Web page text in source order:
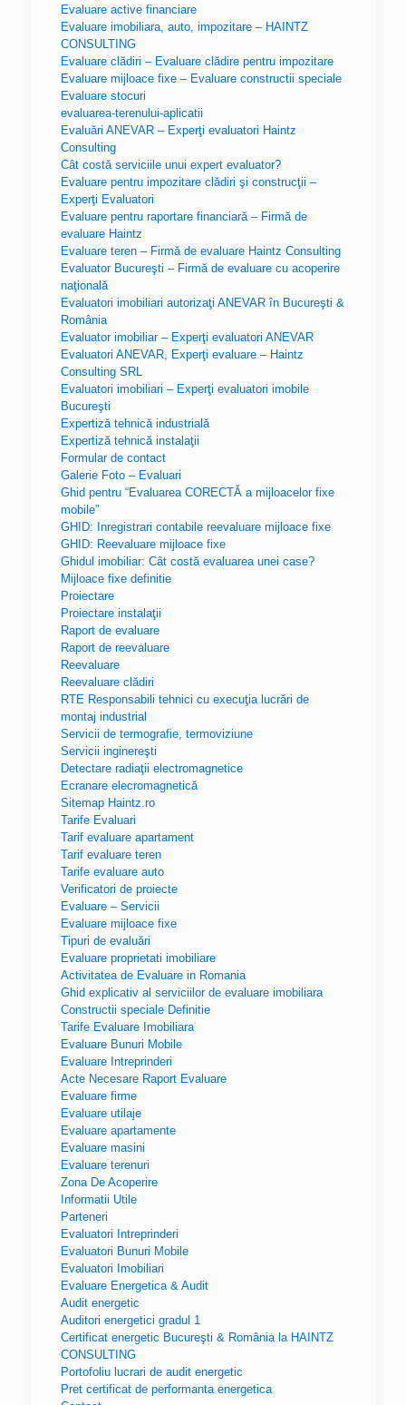
Evaluare active financiare
Evaluare imobiliara, auto, impozitare – HAINTZ
CONSULTING
Evaluare clădiri – Evaluare clădire pentru impozitare
Evaluare mijloace fixe – Evaluare constructii speciale
Evaluare stocuri
evaluarea-terenului-aplicatii
Evaluări ANEVAR – Experţi evaluatori Haintz
Consulting
Cât costă serviciile unui expert evaluator?
Evaluare pentru impozitare clădiri şi construcţii –
Experţi Evaluatori
Evaluare pentru raportare financiară – Firmă de
evaluare Haintz
Evaluare teren – Firmă de evaluare Haintz Consulting
Evaluator Bucureşti – Firmă de evaluare cu acoperire
naţională
Evaluatori imobiliari autorizaţi ANEVAR în Bucureşti &
România
Evaluator imobiliar – Experţi evaluatori ANEVAR
Evaluatori ANEVAR, Experţi evaluare – Haintz
Consulting SRL
Evaluatori imobiliari – Experţi evaluatori imobile
Bucureşti
Expertiză tehnică industrială
Expertiză tehnică instalaţii
Formular de contact
Galerie Foto – Evaluari
Ghid pentru “Evaluarea CORECTĂ a mijloacelor fixe
mobile”
GHID: Inregistrari contabile reevaluare mijloace fixe
GHID: Reevaluare mijloace fixe
Ghidul imobiliar: Cât costă evaluarea unei case?
Mijloace fixe definitie
Proiectare
Proiectare instalaţii
Raport de evaluare
Raport de reevaluare
Reevaluare
Reevaluare clădiri
RTE Responsabili tehnici cu execuţia lucrări de
montaj industrial
Servicii de termografie, termoviziune
Servicii inginereşti
Detectare radiaţii electromagnetice
Ecranare elecromagnetică
Sitemap Haintz.ro
Tarife Evaluari
Tarif evaluare apartament
Tarif evaluare teren
Tarife evaluare auto
Verificatori de proiecte
Evaluare – Servicii
Evaluare mijloace fixe
Tipuri de evaluări
Evaluare proprietati imobiliare
Activitatea de Evaluare in Romania
Ghid explicativ al serviciilor de evaluare imobiliara
Constructii speciale Definitie
Tarife Evaluare Imobiliara
Evaluare Bunuri Mobile
Evaluare Intreprinderi
Acte Necesare Raport Evaluare
Evaluare firme
Evaluare utilaje
Evaluare apartamente
Evaluare masini
Evaluare terenuri
Zona De Acoperire
Informatii Utile
Parteneri
Evaluatori Intreprinderi
Evaluatori Bunuri Mobile
Evaluatori Imobiliari
Evaluare Energetica & Audit
Audit energetic
Auditori energetici gradul 1
Certificat energetic Bucureşti & România la HAINTZ
CONSULTING
Portofoliu lucrari de audit energetic
Pret certificat de performanta energetica